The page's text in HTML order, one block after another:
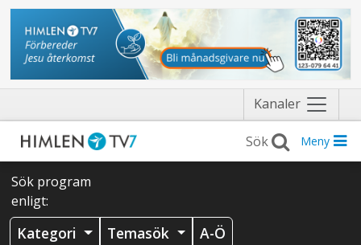
Kanaler Näytä
valikko
Meny
Sök program
enligt:
Kategori Temasök A-Ö